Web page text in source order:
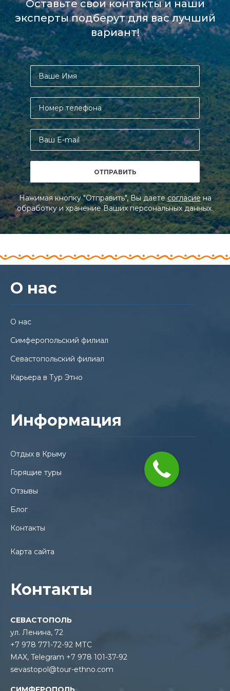
Оставьте свои контакты и наши
эксперты подберут для вас лучший
вариант!
Нажимая кнопку "Отправить", Вы даетесогласиена
обработку и хранение Ваших персональных данных.
О нас
О нас
Симферопольский филиал
Севастопольский филиал
Карьера в Тур Этно
Информация
Отдых в Крыму
Горящие туры
Отзывы
Блог
Контакты
Карта сайта
Контакты
СЕВАСТОПОЛЬ
ул. Ленина, 72
+7 978 771-72-92 МТС
MAX, Telegram +7 978 101-37-92
sevastopol@tour-ethno.com